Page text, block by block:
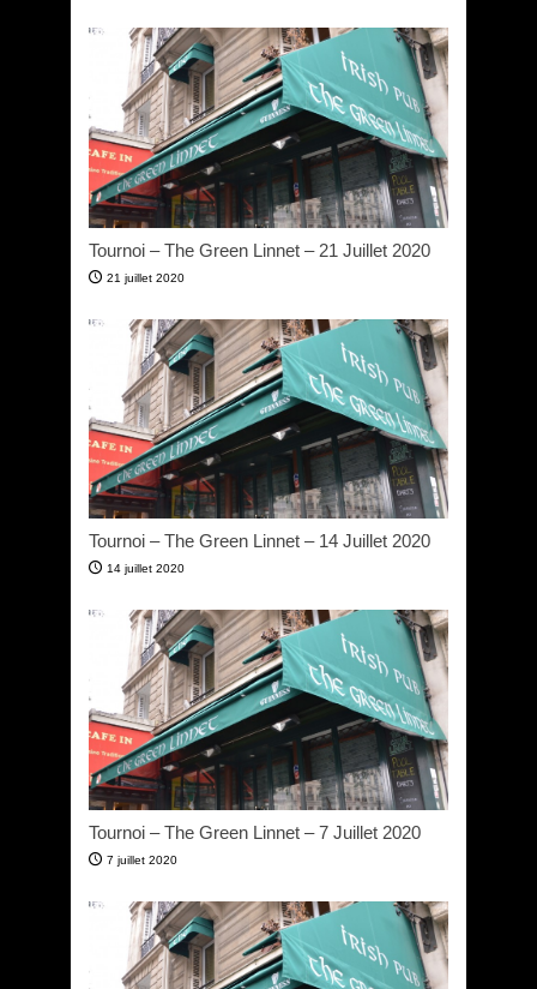
Tournoi – The Green Linnet – 21 Juillet 2020
21 juillet 2020
Tournoi – The Green Linnet – 14 Juillet 2020
14 juillet 2020
Tournoi – The Green Linnet – 7 Juillet 2020
7 juillet 2020